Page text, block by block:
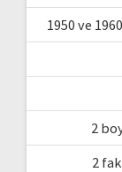
1950 ve
2
2